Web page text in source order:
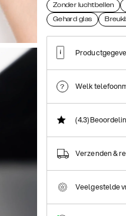
Zonder luchtbellen
Gehard glas
Welk
(4.3)
Verzenden &
Veelgestelde